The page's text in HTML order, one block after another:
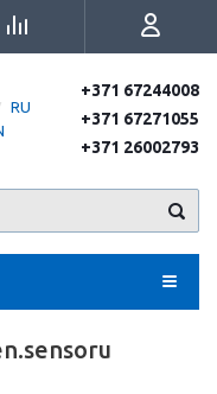
RU
+371 67244008
+371 67271055
+371 26002793